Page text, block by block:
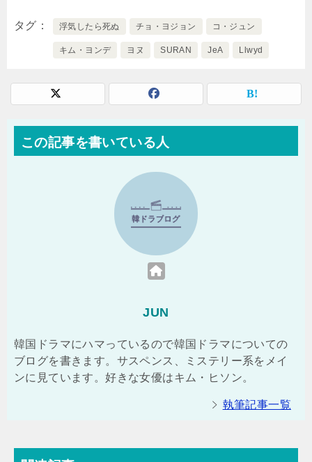
タグ 浮気したら死ぬ チョ・ヨジョン コ・ジュン
キム・ヨンデ ヨヌ SURAN JeA Llwyd
この記事を書いている人
JUN
韓国ドラマにハマっているので韓国ドラマについての
ブログを書きます。サスペンス、ミステリー系をメイ
ンに見ています。好きな女優はキム・ヒソン。
執筆記事一覧